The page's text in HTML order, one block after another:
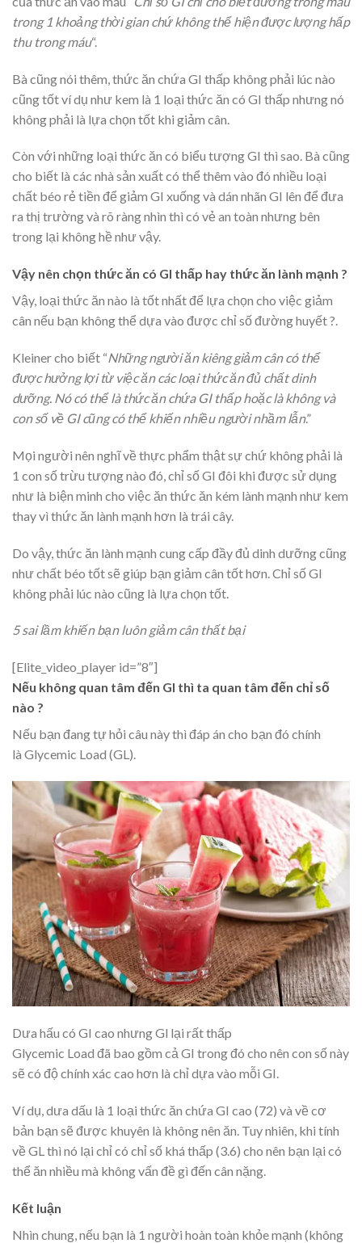
trong 1 khoảng thời gian chứ không thể hiện được lượng hấp
thu trong máu“.
Bà cũng nói thêm, thức ăn chứa GI thấp không phải lúc nào
cũng tốt ví dụ như kem là 1 loại thức ăn có GI thấp nhưng nó
không phải là lựa chọn tốt khi giảm cân.
Còn với những loại thức ăn có biểu tượng GI thì sao. Bà cũng
cho biết là các nhà sản xuất có thể thêm vào đó nhiều loại
chất béo rẻ tiền để giảm GI xuống và dán nhãn GI lên để đưa
ra thị trường và rõ ràng nhìn thì có vẻ an toàn nhưng bên
trong lại không hề như vậy.
Vậy nên chọn thức ăn có GI thấp hay thức ăn lành mạnh ?
Vậy, loại thức ăn nào là tốt nhất để lựa chọn cho việc giảm
cân nếu bạn không thể dựa vào được chỉ số đường huyết ?.
Kleiner cho biết “Những người ăn kiêng giảm cân có thể
được hưởng lợi từ việc ăn các loại thức ăn đủ chất dinh
dưỡng. Nó có thể là thức ăn chứa GI thấp hoặc là không và
con số về GI cũng có thể khiến nhiều người nhầm lẫn.”
Mọi người nên nghĩ về thực phẩm thật sự chứ không phải là
1 con số trừu tượng nào đó, chỉ số GI đôi khi được sử dụng
như là biện minh cho việc ăn thức ăn kém lành mạnh như kem
thay vì thức ăn lành mạnh hơn là trái cây.
Do vậy, thức ăn lành mạnh cung cấp đầy đủ dinh dưỡng cũng
như chất béo tốt sẽ giúp bạn giảm cân tốt hơn. Chỉ số GI
không phải lúc nào cũng là lựa chọn tốt.
5 sai lầm khiến bạn luôn giảm cân thất bại
[Elite_video_player id=”8″]
Nếu không quan tâm đến GI thì ta quan tâm đến chỉ số
nào ?
Nếu bạn đang tự hỏi câu này thì đáp án cho bạn đó chính
là Glycemic Load (GL).
Dưa hấu có GI cao nhưng Gl lại rất thấp
Glycemic Load đã bao gồm cả GI trong đó cho nên con số này
sẽ có độ chính xác cao hơn là chỉ dựa vào mỗi GI.
Ví dụ, dưa dấu là 1 loại thức ăn chứa GI cao (72) và về cơ
bản bạn sẽ được khuyên là không nên ăn. Tuy nhiên, khi tính
về GL thì nó lại chỉ có chỉ số khá thấp (3.6) cho nên bạn lại có
thể ăn nhiều mà không vấn đề gì đến cân nặng.
Kết luận
Nhìn chung, nếu bạn là 1 người hoàn toàn khỏe mạnh (không